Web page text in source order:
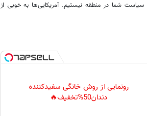
شما در منطقه نیستیم. آمریکایی‌ها به خوبی از
رونمایی از روش خانگی سفیدکننده
دندان50%تخفیف🔥